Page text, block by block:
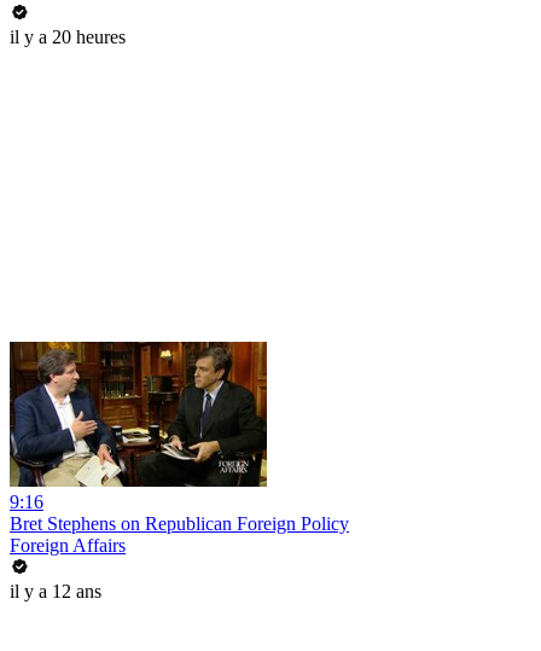
il y a 20 heures
9:16
Bret Stephens on Republican Foreign Policy
Foreign Affairs
il y a 12 ans